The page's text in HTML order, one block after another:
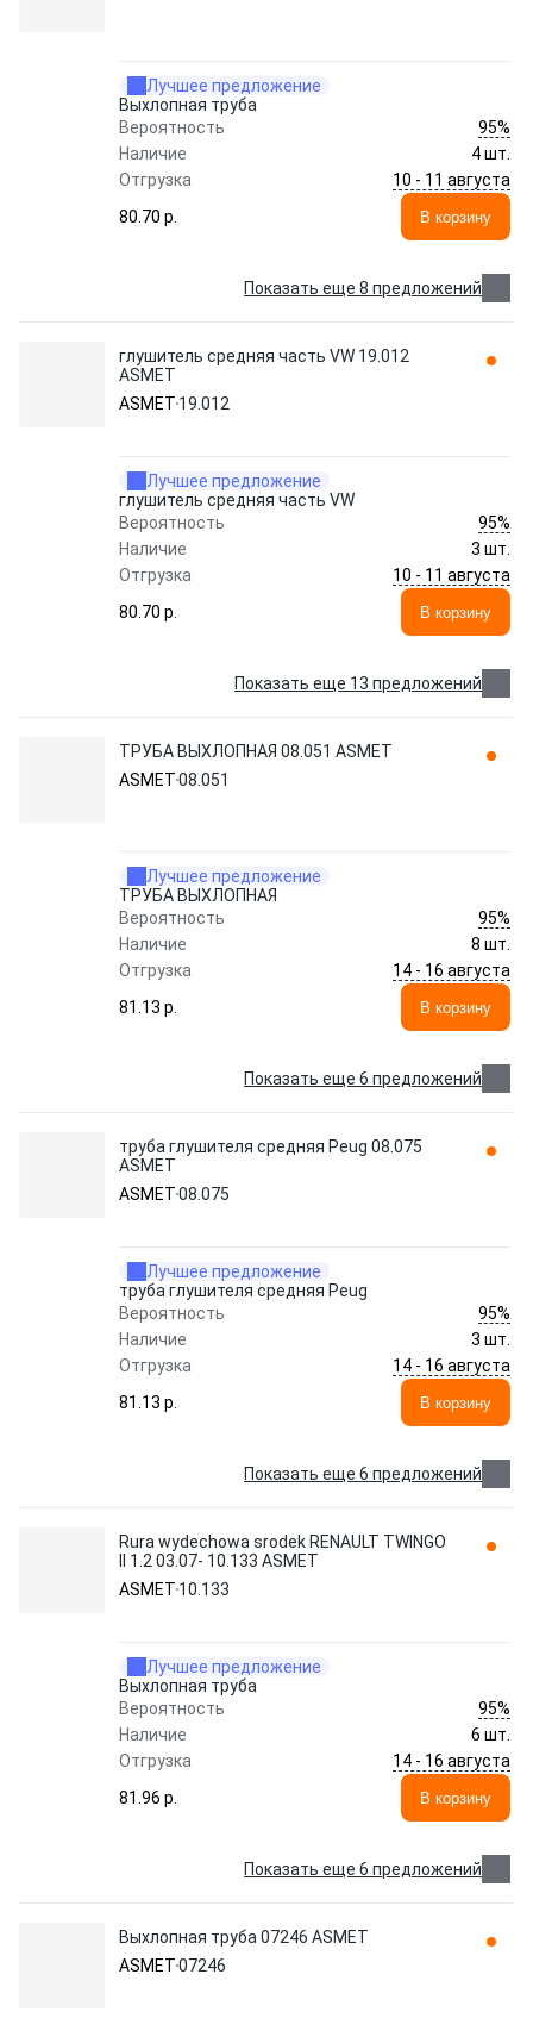
Лучшее предложение
Выхлопная труба
Вероятность
95%
Наличие
4 шт.
Отгрузка
10 - 11 августа
80.70 p.
В корзину
Показать еще 8 предложений
глушитель средняя часть VW 19.012
ASMET
ASMET 19.012
Лучшее предложение
глушитель средняя часть VW
Вероятность
95%
Наличие
3 шт.
Отгрузка
10 - 11 августа
80.70 p.
В корзину
Показать еще 13 предложений
ТРУБА ВЫХЛОПНАЯ 08.051 ASMET
ASMET08.051
Лучшее предложение
ТРУБА ВЫХЛОПНАЯ
Вероятность
95%
Наличие
8 шт.
Отгрузка
14 - 16 августа
81.13 p.
В корзину
Показать еще 6 предложений
труба глушителя средняя Peug 08.075
ASMET
ASMET08.075
Лучшее предложение
труба глушителя средняя Peug
Вероятность
95%
Наличие
3 шт.
Отгрузка
14 - 16 августа
81.13 p.
В корзину
Показать еще 6 предложений
Rura wydechowa srodek RENAULT TWINGO
II 1.2 03.07- 10.133 ASMET
ASMET 10.133
Лучшее предложение
Выхлопная труба
Вероятность
95%
Наличие
6 шт.
Отгрузка
14 - 16 августа
81.96 p.
В корзину
Показать еще 6 предложений
Выхлопная труба 07246 ASMET
ASMET07246